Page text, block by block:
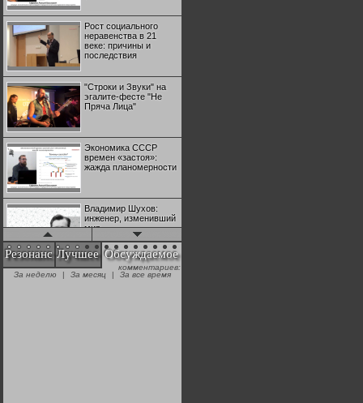
Рост социального
неравенства в 21
веке: причины и
последствия
"Строки и Звуки" на
эгалите-фесте "Не
Пряча Лица"
Экономика СССР
времен «застоя»:
жажда планомерности
Владимир Шухов:
инженер, изменивший
мир
"Аркадий Коц" на
эгалите-фесте "Не
Резонанс Лучшее Обсуждаемое
комментариев:
За неделю
| За месяц | За все время